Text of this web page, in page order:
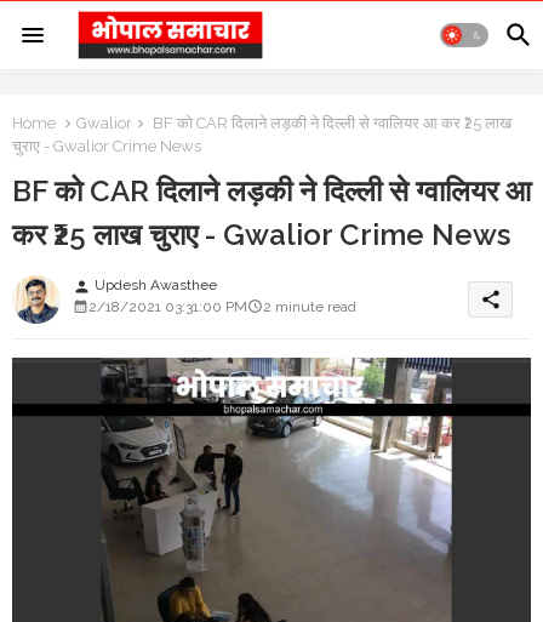
Home Gwalior
BF को CAR दिलाने लड़की ने दिल्ली से ग्वालियर आ कर ₹25 लाख
चुराए - Gwalior Crime News
BF को CAR दिलाने लड़की ने दिल्ली से ग्वालियर आ
कर ₹25 लाख चुराए - Gwalior Crime News
person Updesh Awasthee
2/18/2021 03:31:00 PM
2 minute read share